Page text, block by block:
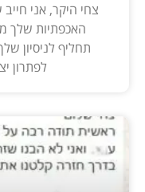
צחי היקר, אני
האכפתיות שלך
תחליף לניסיון
לפתרון